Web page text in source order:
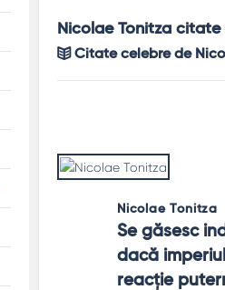
Nicolae Tonitza citate
Citate celebre de
Nicolae Tonitza
Se găsesc
dacă
reacţie